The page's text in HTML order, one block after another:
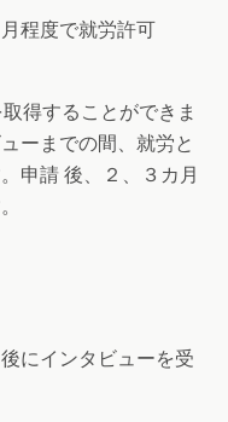
程度で就労許可
得することができま
ーまでの間、就労と
申請 後、２、３カ月
にインタビューを受